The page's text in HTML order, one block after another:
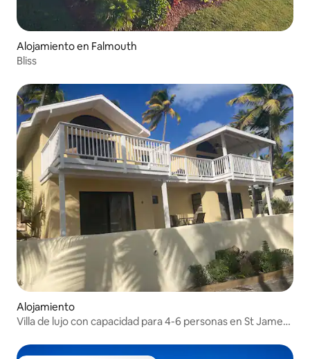
Alojamiento en Falmouth
Bliss
Alojamiento
Villa de lujo con capacidad para 4-6 personas en St James